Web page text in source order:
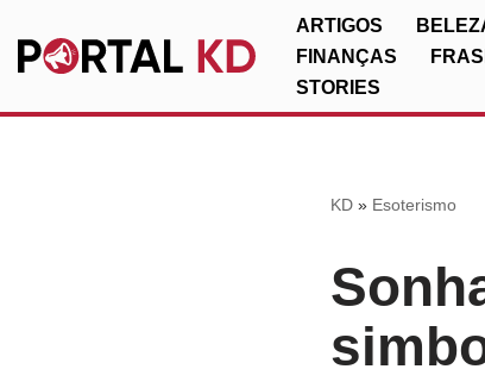
Pular
ARTIGOS
FINANÇAS
STORIES
KD» Esoterismo